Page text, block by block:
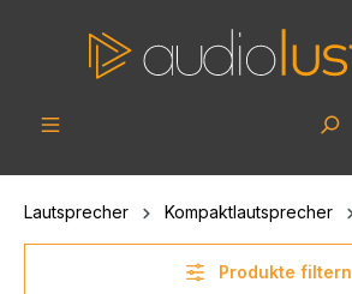
Lautsprecher Kompaktlautsprecher
Produkte filtern